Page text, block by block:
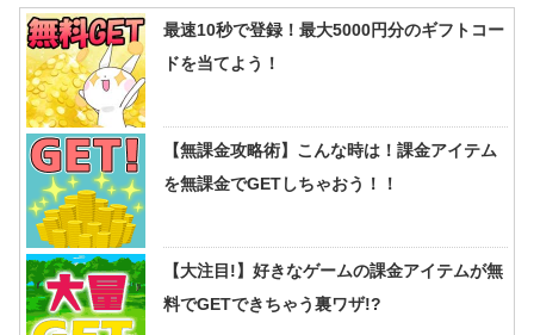
最速10秒で登録！最大5000円分のギフトコー
ドを当てよう！
【無課金攻略術】こんな時は！課金アイテム
を無課金でGETしちゃおう！！
【大注目!】好きなゲームの課金アイテムが無
料でGETできちゃう裏ワザ!?